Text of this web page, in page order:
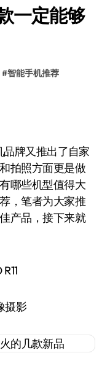
一定能够
#智能手机推荐
品牌又推出了自家
拍照方面更是做
哪些机型值得大
，笔者为大家推
产品，接下来就
摄影